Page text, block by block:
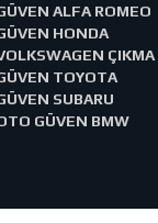
ALFA ROMEO
HONDA
ÇIKMA
TOYOTA
SUBARU
GÜVEN BMW